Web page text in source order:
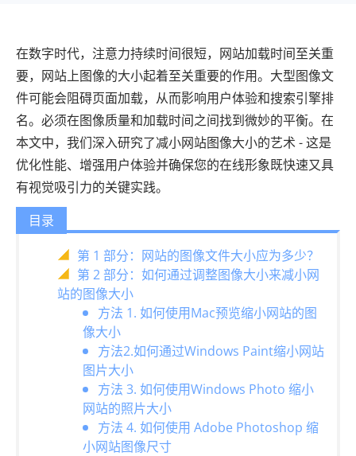
在数字时代，注意力持续时间很短，网站加载时间至关重
要，网站上图像的大小起着至关重要的作用。大型图像文
件可能会阻碍页面加载，从而影响用户体验和搜索引擎排
名。必须在图像质量和加载时间之间找到微妙的平衡。在
本文中，我们深入研究了减小网站图像大小的艺术 - 这是
优化性能、增强用户体验并确保您的在线形象既快速又具
有视觉吸引力的关键实践。
目录
第 1 部分：网站的图像文件大小应为多少？
第 2 部分：如何通过调整图像大小来减小网
站的图像大小
方法 1. 如何使用Mac预览缩小网站的图
像大小
方法2.如何通过Windows Paint缩小网站
图片大小
方法 3. 如何使用Windows Photo 缩小
网站的照片大小
方法 4. 如何使用 Adob​​e Photoshop 缩
小网站图像尺寸